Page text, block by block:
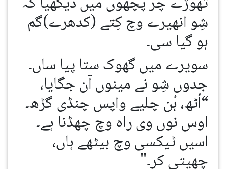
شِو انھیرے وچ کِتے (کدھرے)گم
ہو گیا سی۔
سویرے میں گھوک ستا پیا ساں۔
جدوں شِو نے مینوں آن جگایا،
“اُٹھ، ہُن چلیے واپس چنڈی گڑھ۔
اوس نوں وی راہ وچ چھڈنا ہے۔
اسیں ٹیکسی وچ بیٹھے ہاں،
چھیتی کر۔"